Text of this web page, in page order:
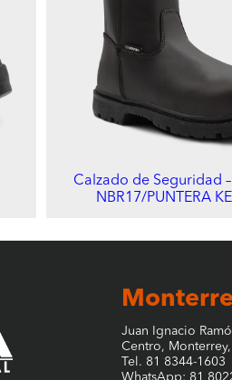
Calzado de Seguridad
NBR17/PUNTERA
Juan Ignacio
Centro,
Tel. 81 8344-1603